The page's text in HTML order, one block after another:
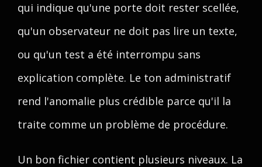
qui indique qu'une porte doit rester scellée,
qu'un observateur ne doit pas lire un texte,
ou qu'un test a été interrompu sans
explication complète. Le ton administratif
rend l'anomalie plus crédible parce qu'il la
traite comme un problème de procédure.
Un bon fichier contient plusieurs niveaux. La